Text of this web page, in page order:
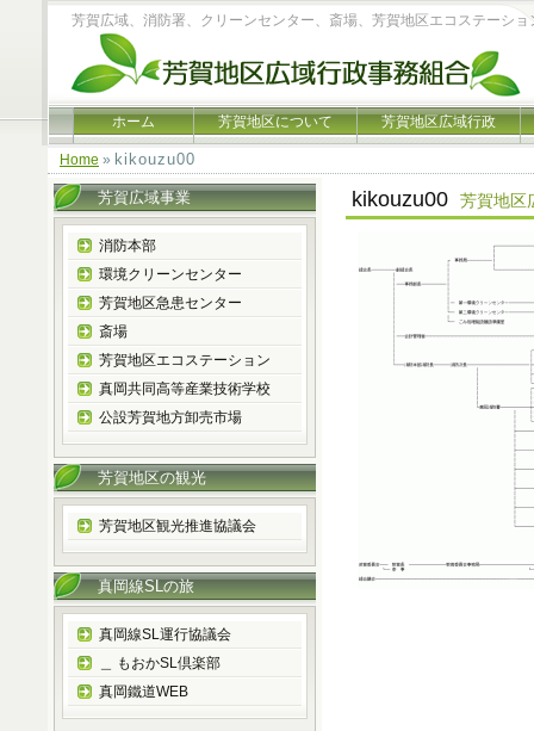
芳賀広域、消防署、クリーンセンター、斎場、芳賀地区エコステーショ
ホーム 芳賀地区について 芳賀地区広域行政
Home » kikouzu00
kikouzu00 芳賀地
芳賀広域事業
消防本部
環境クリーンセンター
芳賀地区急患センター
斎場
芳賀地区エコステーション
真岡共同高等産業技術学校
公設芳賀地方卸売市場
芳賀地区の観光
芳賀地区観光推進協議会
真岡線SLの旅
真岡線SL運行協議会
＿ もおかSL倶楽部
真岡鐵道WEB